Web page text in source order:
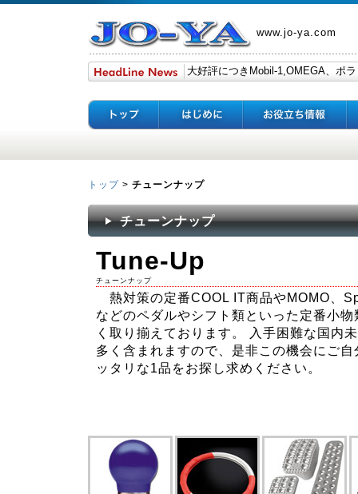
www.jo-ya.com
トップ > チューンナップ
チューンナップ
Tune-Up
チューンナップ
熱対策の定番COOL IT商品やMOMO、
などのペダルやシフト類といった定番小
く取り揃えております。 入手困難な国内
多く含まれますので、是非この機会にご
ッタリな1品をお探し求めください。